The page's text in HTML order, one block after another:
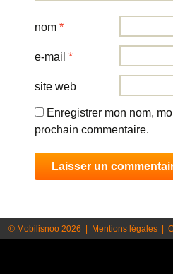
nom *
e-mail *
site web
Enregistrer mon nom,
prochain commentaire.
© Mobilisnoo 2026 Mentions légales